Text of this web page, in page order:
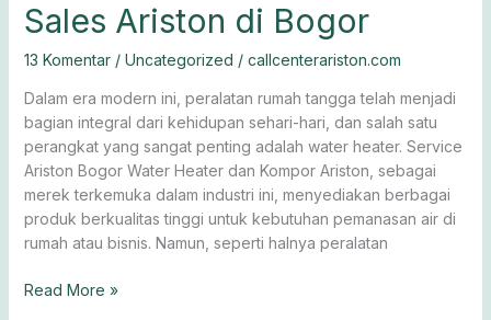
Sales Ariston di Bogor
13 Komentar / Uncategorized / callcenterariston.com
Dalam era modern ini, peralatan rumah tangga telah menjadi
bagian integral dari kehidupan sehari-hari, dan salah satu
perangkat yang sangat penting adalah water heater. Service
Ariston Bogor Water Heater dan Kompor Ariston, sebagai
merek terkemuka dalam industri ini, menyediakan berbagai
produk berkualitas tinggi untuk kebutuhan pemanasan air di
rumah atau bisnis. Namun, seperti halnya peralatan
Read More »